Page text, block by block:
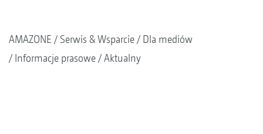
AMAZONE Serwis & Wsparcie
Dla mediów
Informacje prasowe
Aktualny